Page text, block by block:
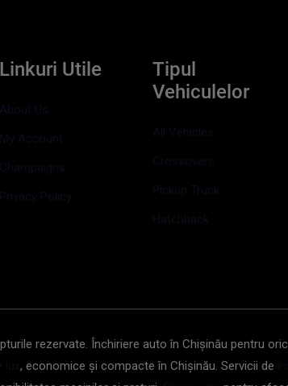
Linkuri Utile
About Us
My Account
Champaigns
Privacy Policy
Tipul
Vehiculelor
All Vehicles
Crossovers
Pickup Truck
Hatchback
rezervate. Închiriere auto în Chișinău pentru
lux, economice și compacte în Chișinău. Servicii de